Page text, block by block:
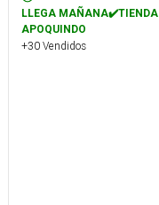
LLEGA MAÑANA✔️TIENDA
APOQUINDO
+30 Vendidos